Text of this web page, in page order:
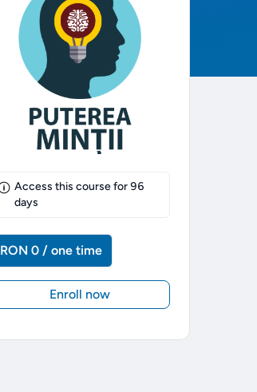
Access this course for96
days
RON 0 / one time
Enroll now